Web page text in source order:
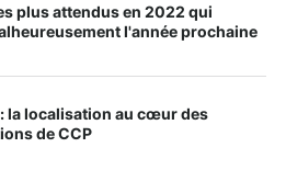
plus attendus en 2022 qui
l'année prochaine
: la localisation au cœur des
de CCP